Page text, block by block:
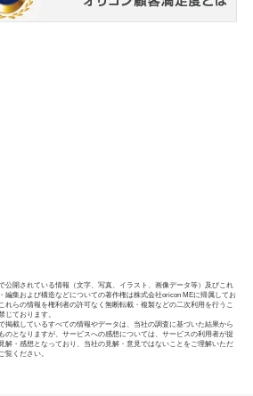
公開されている情報（文字、写真、イラスト、画像データ等）及びこれ
編集および構造などについての著作権は株式会社oricon MEに帰属してお
れらの情報を権利者の許可なく無断転載・複製などの二次利用を行うこ
じております。
掲載しているすべての情報やデータは、当社の調査に基づいた結果から
のとなりますが、サービスへの感想については、サービスの利用者が提
解・感想となっており、当社の見解・意見ではないことをご理解いただ
覧ください。